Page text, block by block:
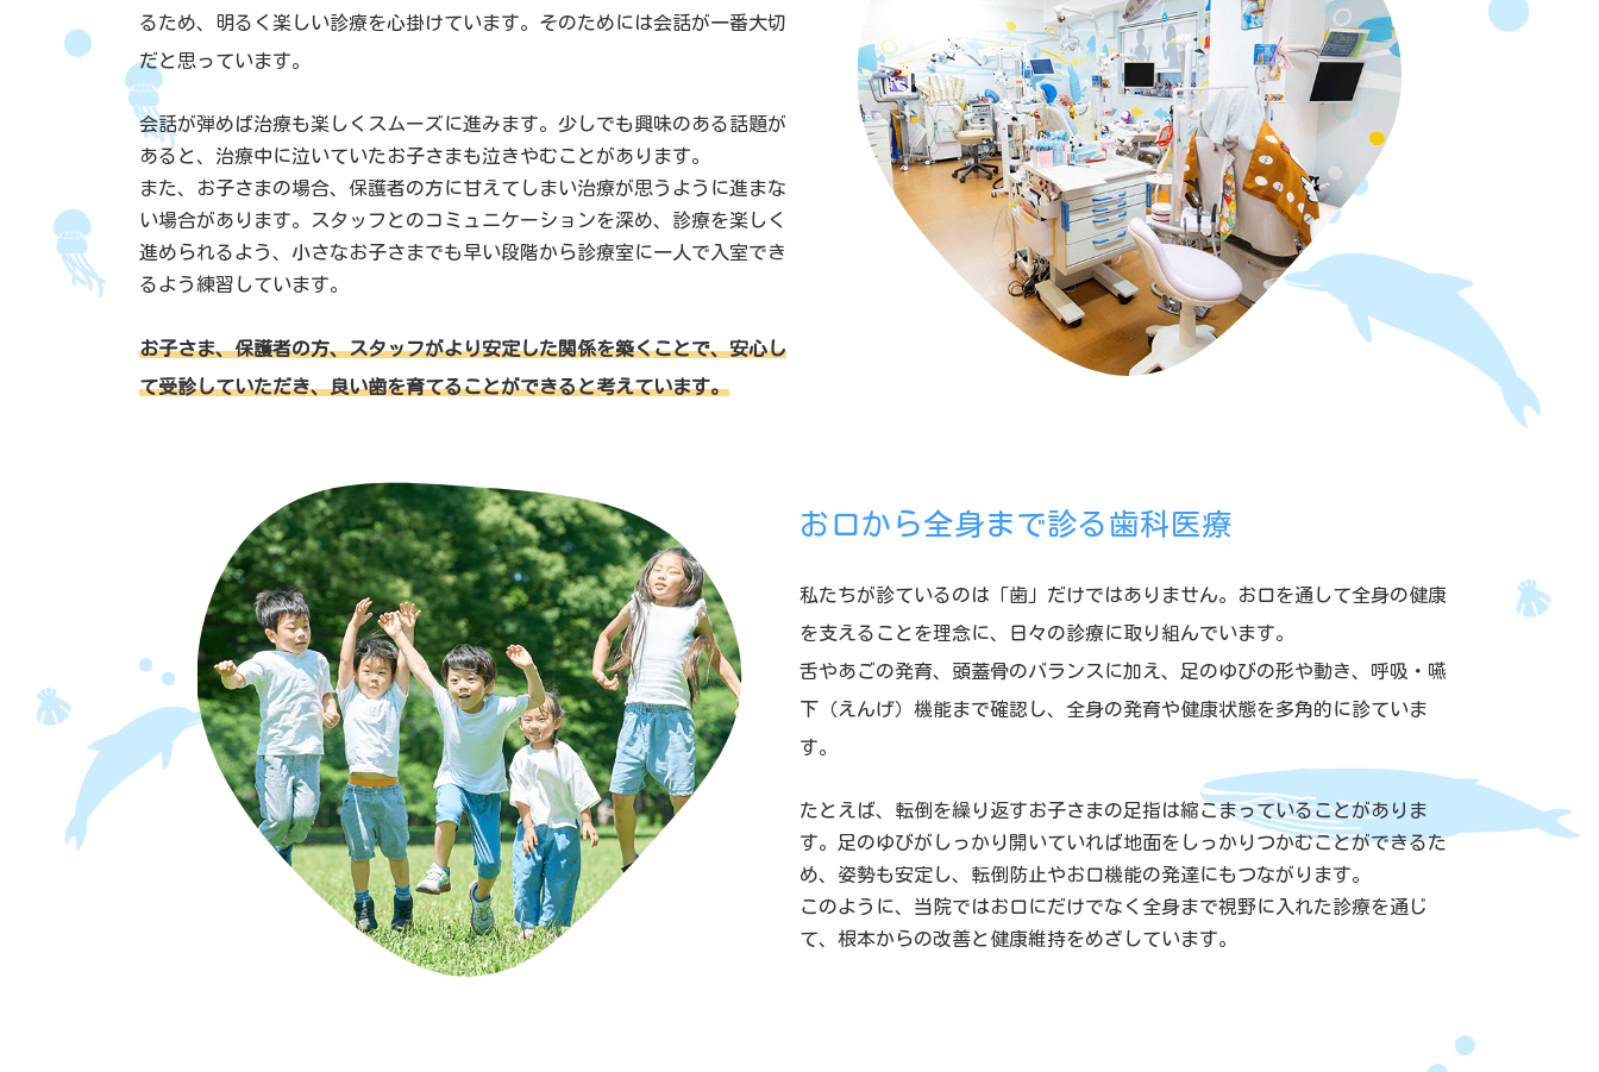
るため、明るく楽しい診療を心掛けています。そのためには会話が一番大切
だと思っています。
会話が弾めば治療も楽しくスムーズに進みます。少しでも興味のある話題が
あると、治療中に泣いていたお子さまも泣きやむことがあります。
また、お子さまの場合、保護者の方に甘えてしまい治療が思うように進まな
い場合があります。スタッフとのコミュニケーションを深め、診療を楽しく
進められるよう、小さなお子さまでも早い段階から診療室に一人で入室でき
るよう練習しています。
お子さま、保護者の方、スタッフがより安定した関係を築くことで、安心し
て受診していただき、良い歯を育てることができると考えています。
お口から全身まで診る歯科医療
私たちが診ているのは「歯」だけではありません。お口を通して全身の健康
を支えることを理念に、日々の診療に取り組んでいます。
舌やあごの発育、頭蓋骨のバランスに加え、足のゆびの形や動き、呼吸・嚥
下（えんげ）機能まで確認し、全身の発育や健康状態を多角的に診ていま
す。
たとえば、転倒を繰り返すお子さまの足指は縮こまっていることがありま
す。足のゆびがしっかり開いていれば地面をしっかりつかむことができるた
め、姿勢も安定し、転倒防止やお口機能の発達にもつながります。
このように、当院ではお口にだけでなく全身まで視野に入れた診療を通じ
て、根本からの改善と健康維持をめざしています。